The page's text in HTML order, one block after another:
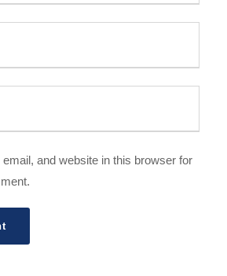
and website in this browser for